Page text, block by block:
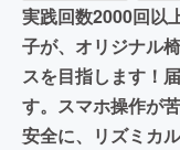
実践回数2000回以
子が、オリジナル
スを目指します！
す。スマホ操作が
安全に、リズミカ